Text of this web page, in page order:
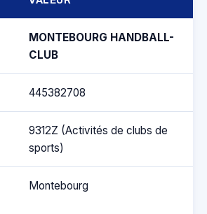
MONTEBOURG HANDBALL-
CLUB
445382708
9312Z (Activités de clubs de
sports)
Montebourg